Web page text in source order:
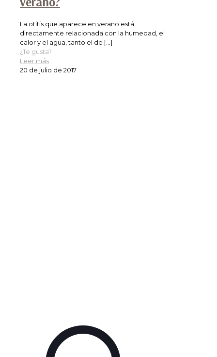
La otitis que aparece en verano está
directamente relacionada con la humedad, el
calor y el agua, tanto el de […]
¿Te gusta?
Leer más
20 de julio de 2017